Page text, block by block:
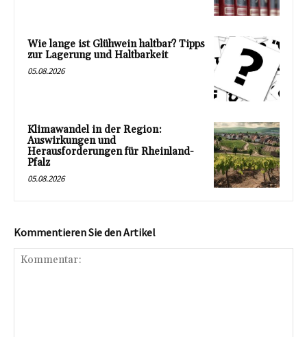
Wie lange ist Glühwein haltbar? Tipps
zur Lagerung und Haltbarkeit
05.08.2026
Klimawandel in der Region:
Auswirkungen und
Herausforderungen für Rheinland-
Pfalz
05.08.2026
Kommentieren Sie den Artikel